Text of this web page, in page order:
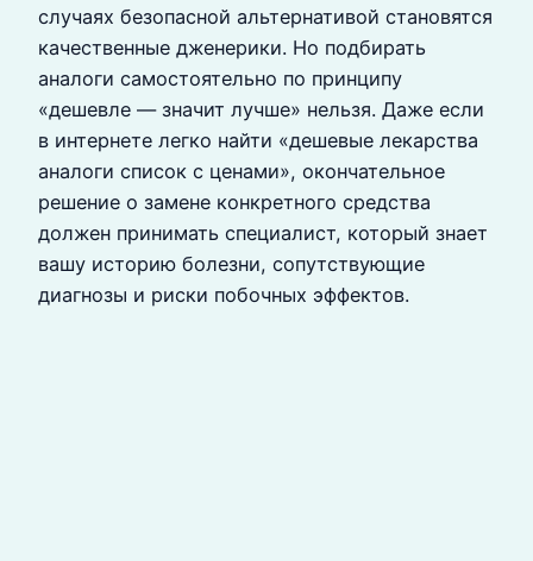
случаях безопасной альтернативой становятся
качественные дженерики. Но подбирать
аналоги самостоятельно по принципу
«дешевле — значит лучше» нельзя. Даже если
в интернете легко найти «дешевые лекарства
аналоги список с ценами», окончательное
решение о замене конкретного средства
должен принимать специалист, который знает
вашу историю болезни, сопутствующие
диагнозы и риски побочных эффектов.